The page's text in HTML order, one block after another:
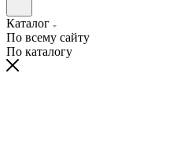
Каталог
По всему сайту
По каталогу